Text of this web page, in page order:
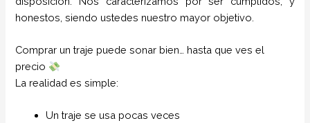
honestos, siendo ustedes nuestro mayor objetivo.
Comprar un traje puede sonar bien… hasta que ves el
precio
La realidad es simple:
Un traje se usa pocas veces